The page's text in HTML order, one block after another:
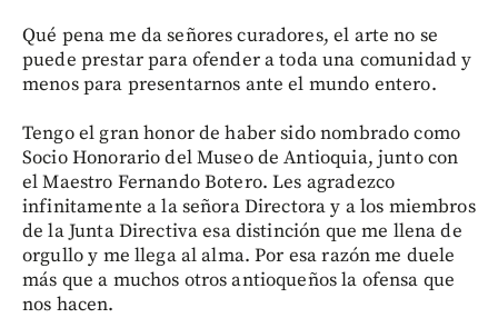
Qué pena me da señores curadores, el arte no se
puede prestar para ofender a toda una comunidad y
menos para presentarnos ante el mundo entero.
Tengo el gran honor de haber sido nombrado como
Socio Honorario del Museo de Antioquia, junto con
el Maestro Fernando Botero. Les agradezco
infinitamente a la señora Directora y a los miembros
de la Junta Directiva esa distinción que me llena de
orgullo y me llega al alma. Por esa razón me duele
más que a muchos otros antioqueños la ofensa que
nos hacen.